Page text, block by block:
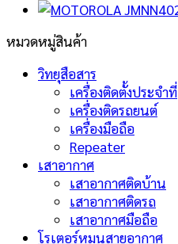
หมวดหมู่สินค้า
วิทยุสือสาร
เครื่องติดตั้งประจำที่
เครื่องติดรถยนต์
เครื่องมือถือ
Repeater
เสาอากาศ
เสาอากาศติดบ้าน
เสาอากาศติดรถ
เสาอากาศมือถือ
โรเตอร์หมุนสายอากาศ